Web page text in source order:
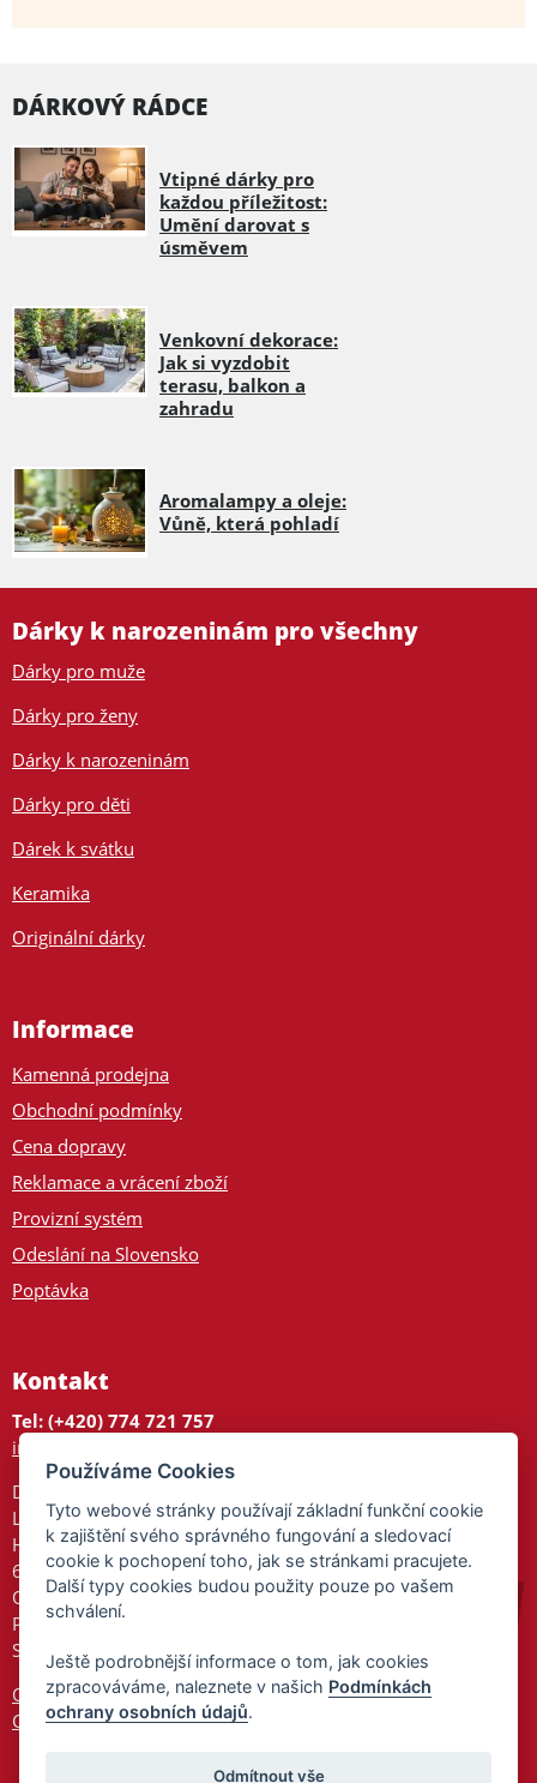
DÁRKOVÝ RÁDCE
Vtipné dárky pro
každou příležitost:
Umění darovat s
úsměvem
Venkovní dekorace:
Jak si vyzdobit
terasu, balkon a
zahradu
Aromalampy a oleje:
Vůně, která pohladí
Dárky k narozeninám pro všechny
Dárky pro muže
Dárky pro ženy
Dárky k narozeninám
Dárky pro děti
Dárek k svátku
Keramika
Originální dárky
Informace
Kamenná prodejna
Obchodní podmínky
Cena dopravy
Reklamace a vrácení zboží
Provizní systém
Odeslání na Slovensko
Poptávka
Kontakt
Tel: (+420) 774 721 757
info@tajnedarky.cz
Dárkové centrum
Legionářů 2
Hodonín
695 01
Otevřeno:
Po-Pá 9-17
So 9-11:30
Ochrana osobních údajů
Cookies
Používáme Cookies
Tyto webové stránky používají základní funkční cookie
k zajištění svého správného fungování a sledovací
cookie k pochopení toho, jak se stránkami pracujete.
Další typy cookies budou použity pouze po vašem
schválení.
Ještě podrobnější informace o tom, jak cookies
zpracováváme, naleznete v našich Podmínkách
ochrany osobních údajů.
Odmítnout vše